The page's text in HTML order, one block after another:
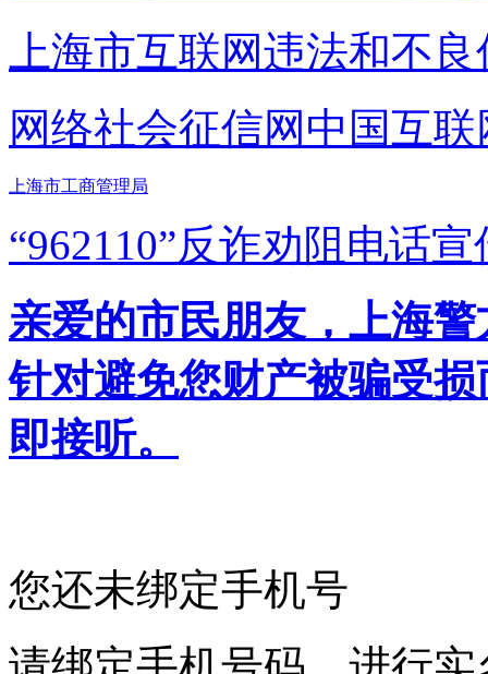
上海市互联网违法和不
网络社会征信网 中国互
上海市工商管理局
“962110”反诈劝阻电话宣
亲爱的市民朋友，上海
针对避免您财产被骗受
即接听。
您还未绑定手机号